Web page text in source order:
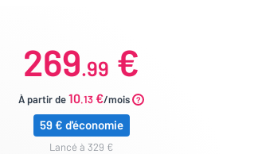
269.99 €
À partir de10.13 €/mois
59 € d'économie
lancé à 329 €